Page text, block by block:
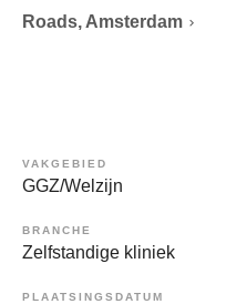
Roads, Amsterdam
VAKGEBIED
GGZ/Welzijn
BRANCHE
Zelfstandige kliniek
PLAATSINGSDATUM